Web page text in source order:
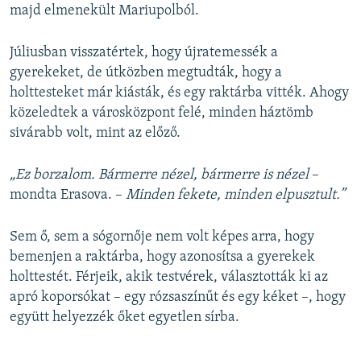
majd elmenekült Mariupolból.
Júliusban visszatértek, hogy újratemessék a
gyerekeket, de útközben megtudták, hogy a
holttesteket már kiásták, és egy raktárba vitték. Ahogy
közeledtek a városközpont felé, minden háztömb
sivárabb volt, mint az előző.
„Ez borzalom. Bármerre nézel, bármerre is nézel–
mondta Erasova. – Minden fekete, minden elpusztult.”
Sem ő, sem a sógornője nem volt képes arra, hogy
bemenjen a raktárba, hogy azonosítsa a gyerekek
holttestét. Férjeik, akik testvérek, választották ki az
apró koporsókat – egy rózsaszínűt és egy kéket –, hogy
együtt helyezzék őket egyetlen sírba.